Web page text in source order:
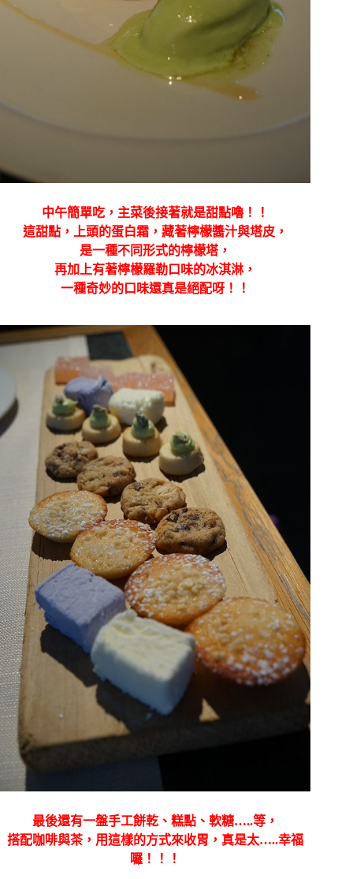
中午簡單吃，主菜後接著就是甜點嚕！！
這甜點，上頭的蛋白霜，藏著檸檬醬汁與塔皮，
是一種不同形式的檸檬塔，
再加上有著檸檬羅勒口味的冰淇淋，
一種奇妙的口味還真是絕配呀！！
最後還有一盤手工餅乾、糕點、軟糖…..等，
搭配咖啡與茶，用這樣的方式來收胃，真是太…..幸福
囉！！！